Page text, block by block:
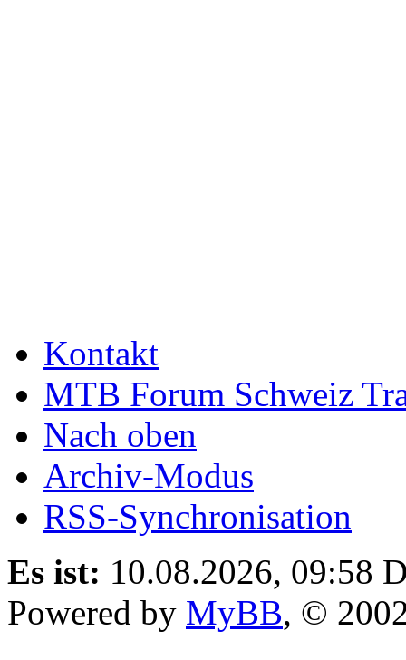
Kontakt
MTB Forum Schweiz
Nach oben
Archiv-Modus
RSS-Synchronisation
Es ist: 10.08.2026, 09:58
Powered by MyBB, ©